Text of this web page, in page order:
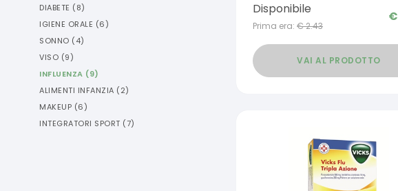
DIABETE (8)
IGIENE ORALE (6)
SONNO (4)
VISO (9)
INFLUENZA (9)
ALIMENTI INFANZIA (2)
MAKEUP (6)
INTEGRATORI SPORT (7)
Disponibile
Prima era: €2.43
€
VAI AL PRODOTTO